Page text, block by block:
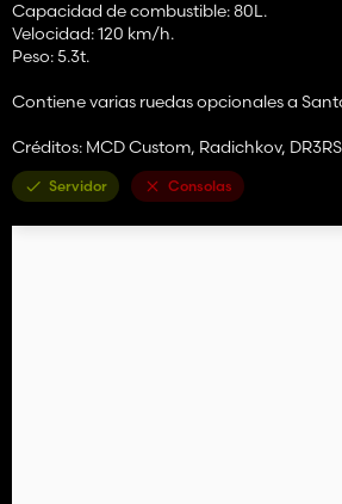
Capacidad de combustible: 80L.
Velocidad: 120 km/h.
Peso: 5.3t.
Contiene varias ruedas opcionales a
Créditos: MCD Custom, Radichkov,
Servidor Consolas